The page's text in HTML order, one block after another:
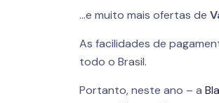
…e muito mais ofertas de
As facilidades de
todo o Brasil.
Portanto, neste ano – a